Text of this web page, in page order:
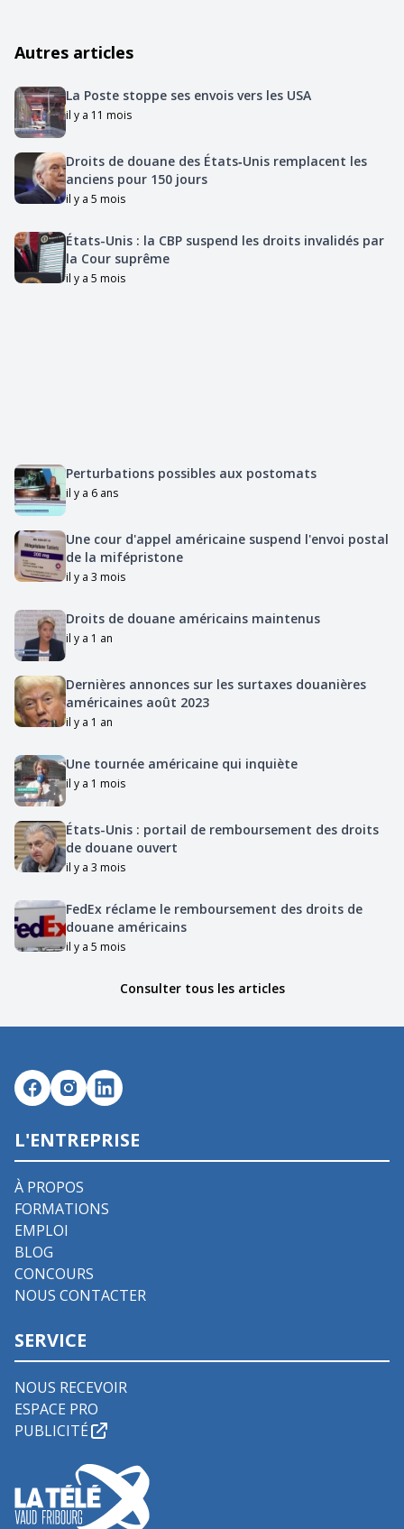
Autres articles
La Poste stoppe ses envois vers les USA
il y a 11 mois
Droits de douane des États‑Unis remplacent les
anciens pour 150 jours
il y a 5 mois
États-Unis : la CBP suspend les droits invalidés par
la Cour suprême
il y a 5 mois
Perturbations possibles aux postomats
il y a 6 ans
Une cour d'appel américaine suspend l'envoi postal
de la mifépristone
il y a 3 mois
Droits de douane américains maintenus
il y a 1 an
Dernières annonces sur les surtaxes douanières
américaines août 2023
il y a 1 an
Une tournée américaine qui inquiète
il y a 1 mois
États-Unis : portail de remboursement des droits
de douane ouvert
il y a 3 mois
FedEx réclame le remboursement des droits de
douane américains
il y a 5 mois
Consulter tous les articles
L'ENTREPRISE
À PROPOS
FORMATIONS
EMPLOI
BLOG
CONCOURS
NOUS CONTACTER
SERVICE
NOUS RECEVOIR
ESPACE PRO
PUBLICITÉ